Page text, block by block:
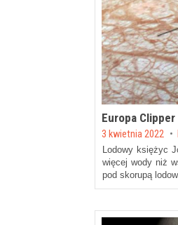
Europa
Posted on
3 kwietnia 2022 by
Lodowy księżyc
więcej wody niż
pod skorupą